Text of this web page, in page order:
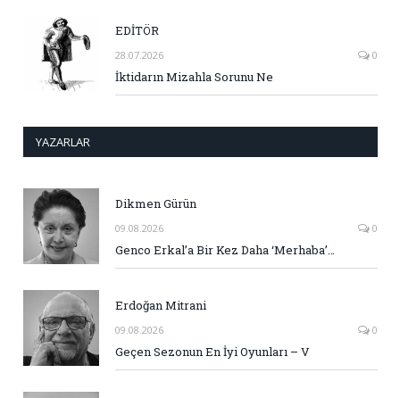
EDİTÖR
28.07.2026 0
İktidarın Mizahla Sorunu Ne
YAZARLAR
Dikmen Gürün
09.08.2026 0
Genco Erkal’a Bir Kez Daha ‘Merhaba’…
Erdoğan Mitrani
09.08.2026 0
Geçen Sezonun En İyi Oyunları – V